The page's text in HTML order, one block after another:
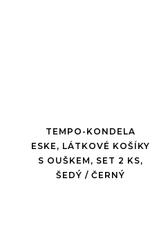
TEMPO-KONDELA
ESKE, LÁTKOVÉ KOŠÍKY
S OUŠKEM, SET 2 KS,
ŠEDÝ / ČERNÝ